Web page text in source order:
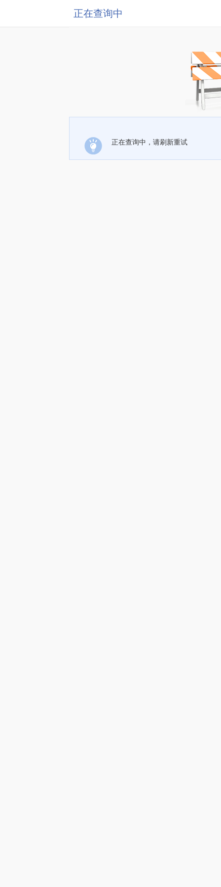
正在查询中
正在查询中，请刷新重试